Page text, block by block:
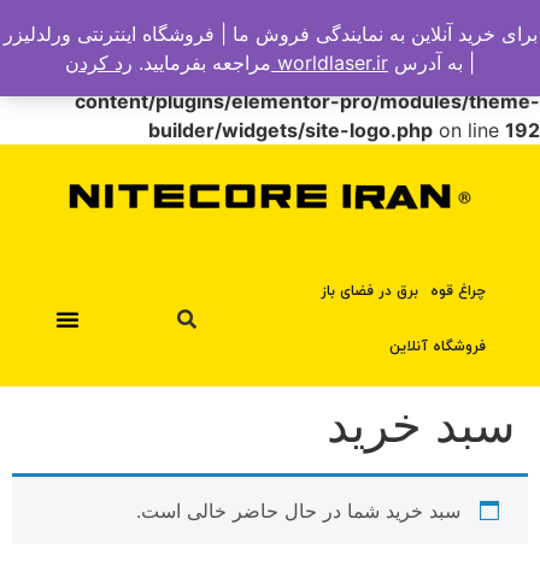
Warning : Undefined array key "options" in
/home/worlds21/public_html/nitecoreiran.ir/wp-
content/plugins/elementor-pro/modules/theme-
builder/widgets/site-logo.php on line 192
چراغ قوه برق در فضای باز
فروشگاه آنلاین
سبد خرید
سبد خرید شما در حال حاضر خالی است.
برای خرید آنلاین به نمایندگی فروش ما | فروشگاه اینترنتی ورلدلیزر
| به آدرس worldlaser.ir مراجعه بفرمایید. رد کردن